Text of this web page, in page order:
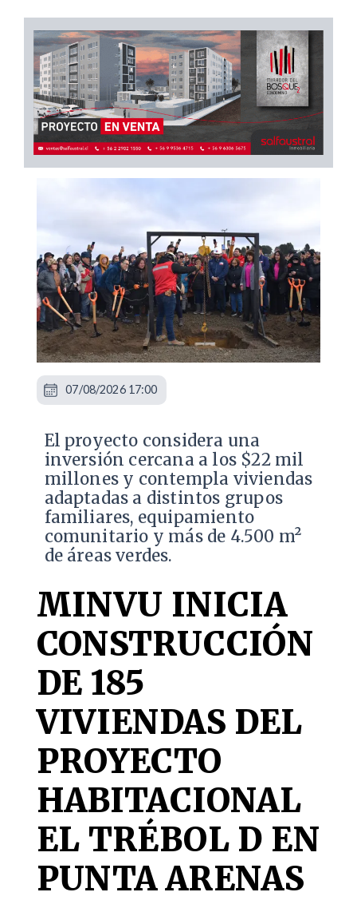
El proyecto considera una
inversión cercana a los $22 mil
millones y contempla viviendas
adaptadas a distintos grupos
familiares, equipamiento
comunitario y más de 4.500 m²
de áreas verdes.
MINVU INICIA
CONSTRUCCIÓN
DE 185
VIVIENDAS DEL
PROYECTO
HABITACIONAL
EL TRÉBOL D EN
PUNTA ARENAS
07/08/2026 17:00